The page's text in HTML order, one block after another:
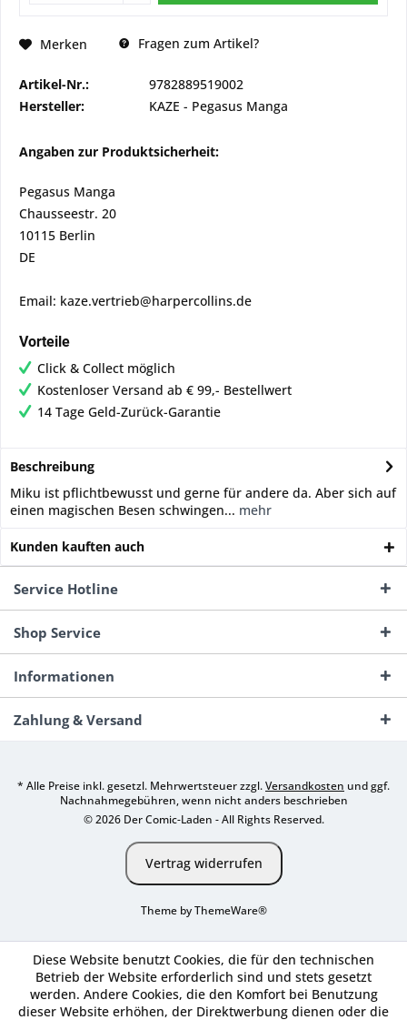
Merken Fragen zum Artikel?
Artikel-Nr.:
9782889519002
Hersteller:
KAZE - Pegasus Manga
Angaben zur Produktsicherheit:
Pegasus Manga
Chausseestr. 20
10115 Berlin
DE
Email: kaze.vertrieb@harpercollins.de
Vorteile
Click & Collect möglich
Kostenloser Versand ab € 99,- Bestellwert
14 Tage Geld-Zurück-Garantie
Beschreibung
Miku ist pflichtbewusst und gerne für andere da. Aber sich auf
einen magischen Besen schwingen... mehr
Kunden kauften auch
Service Hotline
Shop Service
Informationen
Zahlung & Versand
* Alle Preise inkl. gesetzl. Mehrwertsteuer zzgl.Versandkosten und ggf.
Nachnahmegebühren, wenn nicht anders beschrieben
© 2026 Der Comic-Laden - All Rights Reserved.
Vertrag widerrufen
Theme byThemeWare®
Diese Website benutzt Cookies, die für den technischen
Betrieb der Website erforderlich sind und stets gesetzt
werden. Andere Cookies, die den Komfort bei Benutzung
dieser Website erhöhen, der Direktwerbung dienen oder die